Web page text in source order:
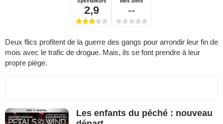
2,9 --
Deux flics profitent de la guerre des gangs pour arrondir leur fin de
mois avec le trafic de drogue. Mais, ils se font prendre à leur
propre piège.
Les enfants du péché : nouveau